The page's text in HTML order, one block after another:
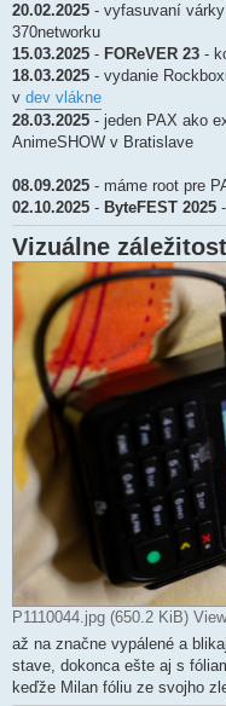
20.02.2025 - vyfasuvaní
370networku
15.03.2025 - FOReVER 23 -
18.03.2025 - vydanie
v dev vlákne
28.03.2025 - jeden PAX ako
AnimeSHOW v Bratislave
08.09.2025 - máme root pre
02.10.2025 - ByteFEST 2025
Vizuálne
P1110044.jpg (650.2 KiB)
až na značne vypálené a
stave, dokonca ešte aj s
keďže Milan fóliu ze svojho